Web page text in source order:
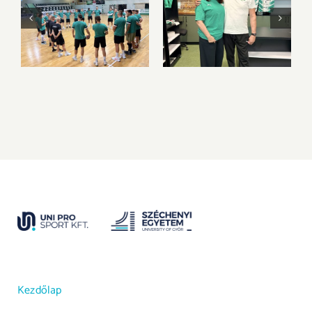
Új szezon, új
kihívások – itt a
következő szezon
kerete
Válogatott klasszis
csatlakozik a
bátorETOmanók
csapatához
Kezdőlap